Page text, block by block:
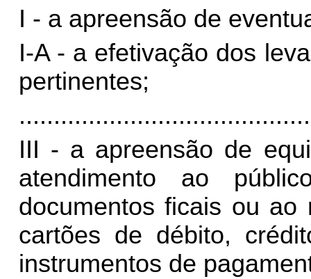
I - a apreensão de
I-A - a efetivação dos
pertinentes;
III - a apreensão de
atendimento ao
documentos ficais ou ao
cartões de débito,
instrumentos de